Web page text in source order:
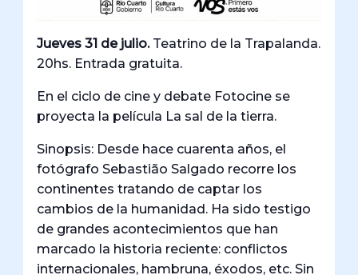
Jueves 31 de julio.Teatrino de la Trapalanda.
20hs. Entrada gratuita.
En el ciclo de cine y debate Fotocine se
proyecta la película La sal de la tierra.
Sinopsis: Desde hace cuarenta años, el
fotógrafo Sebastião Salgado recorre los
continentes tratando de captar los
cambios de la humanidad. Ha sido testigo
de grandes acontecimientos que han
marcado la historia reciente: conflictos
internacionales, hambruna, éxodos, etc. Sin